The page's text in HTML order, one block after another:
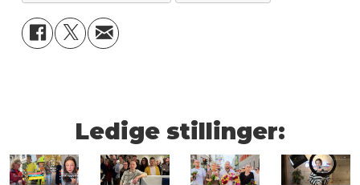
Ledige stillinger: